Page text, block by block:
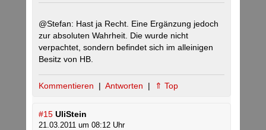
@Stefan: Hast ja Recht. Eine Ergänzung jedoch
zur absoluten Wahrheit. Die wurde nicht
verpachtet, sondern befindet sich im alleinigen
Besitz von HB.
Kommentieren | Antworten | ⇑ Top
#15 UliStein
21.03.2011 um 08:12 Uhr